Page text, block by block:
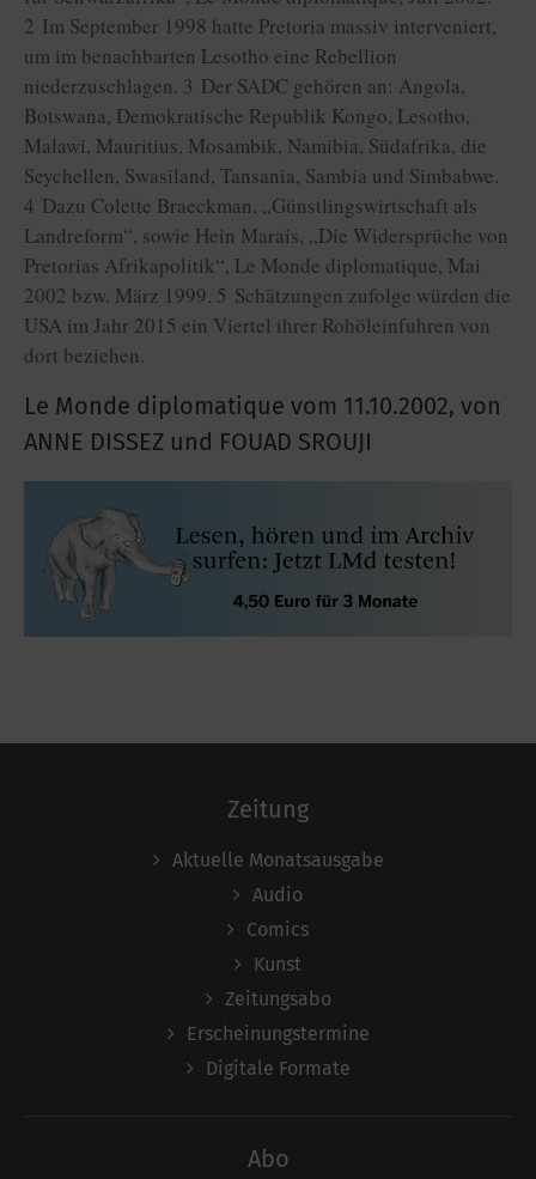
2 Im September 1998 hatte Pretoria massiv interveniert,
um im benachbarten Lesotho eine Rebellion
niederzuschlagen. 3 Der SADC gehören an: Angola,
Botswana, Demokratische Republik Kongo, Lesotho,
Malawi, Mauritius, Mosambik, Namibia, Südafrika, die
Seychellen, Swasiland, Tansania, Sambia und Simbabwe.
4 Dazu Colette Braeckman, „Günstlingswirtschaft als
Landreform“, sowie Hein Marais, „Die Widersprüche von
Pretorias Afrikapolitik“, Le Monde diplomatique, Mai
2002 bzw. März 1999. 5 Schätzungen zufolge würden die
USA im Jahr 2015 ein Viertel ihrer Rohöleinfuhren von
dort beziehen.
Le Monde diplomatique vom 11.10.2002, von
ANNE DISSEZ und FOUAD SROUJI
Zeitung
Aktuelle Monatsausgabe
Audio
Comics
Kunst
Zeitungsabo
Erscheinungstermine
Digitale Formate
Abo